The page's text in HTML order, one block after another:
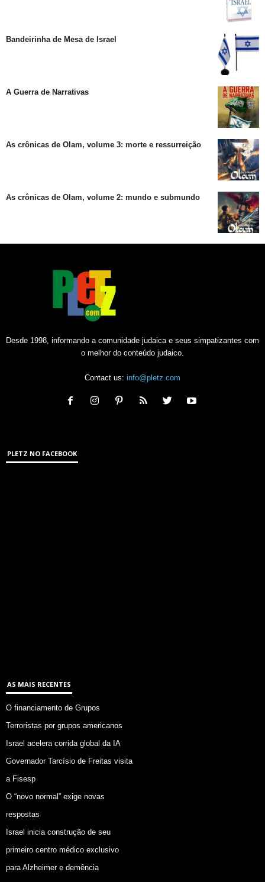
Bandeirinha de Mesa de Israel
A Guerra de Narrativas
As crônicas de Olam, volume 3: morte e ressurreição
As crônicas de Olam, volume 2: mundo e submundo
Desde 1998, informando a comunidade judaica e seus simpatizantes com
o melhor do conteúdo judaico.
Contact us: info@pletz.com
PLETZ NO FACEBOOK
AS MAIS RECENTES
O financiamento de Grupos
Terroristas por grupos americanos
Israel acelera corrida global da IA
Governador Tarcísio de Freitas visita
a Fisesp
O “novo normal” exige novas
respostas
Israel inicia construção de seu
primeiro centro médico exclusivo
para Alzheimer e demência